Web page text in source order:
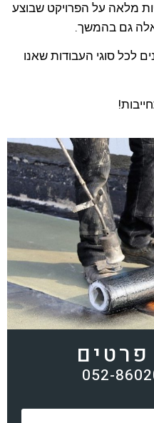
מלאה על הפרויקט שבוצע
גם בהמשך.
לכל סוגי העבודות שאנו